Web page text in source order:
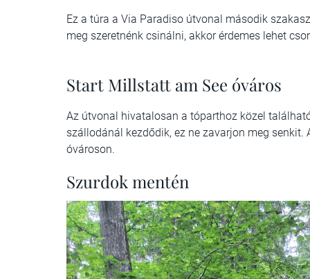
Ez a túra a Via Paradiso útvonal második
meg szeretnénk csinálni, akkor érdemes lehet
Start Millstatt am See óváros
Az útvonal hivatalosan a tóparthoz közel
szállodánál kezdődik, ez ne zavarjon meg
óvároson.
Szurdok mentén